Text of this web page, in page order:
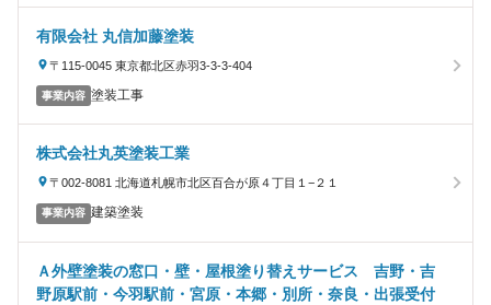
有限会社 丸信加藤塗装
〒115-0045 東京都北区赤羽3-3-3-404
事業内容 塗装工事
株式会社丸英塗装工業
〒002-8081 北海道札幌市北区百合が原４丁目１−２１
事業内容 建築塗装
Ａ外壁塗装の窓口・壁・屋根塗り替えサービス 吉野・吉
野原駅前・今羽駅前・宮原・本郷・別所・奈良・出張受付